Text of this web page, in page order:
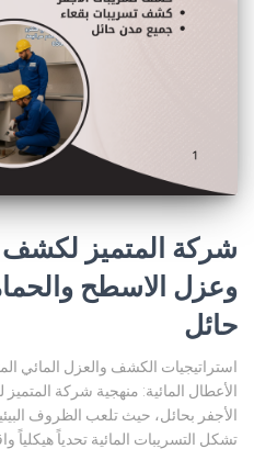
شركة المتميز لكشف
وعزل الاسطح
حائل
الأعطال المائية: منهجية شركة
الأجفر بحائل، حيث تلعب الظروف
تشكل التسريبات المائية تحدياً هيكلياً